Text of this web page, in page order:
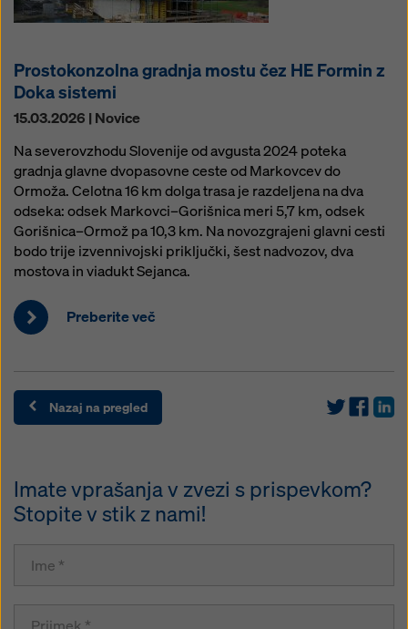
Prostokonzolna gradnja mostu čez HE Formin z
Doka sistemi
15.03.2026 | Novice
Na severovzhodu Slovenije od avgusta 2024 poteka
gradnja glavne dvopasovne ceste od Markovcev do
Ormoža. Celotna 16 km dolga trasa je razdeljena na dva
odseka: odsek Markovci–Gorišnica meri 5,7 km, odsek
Gorišnica–Ormož pa 10,3 km. Na novozgrajeni glavni cesti
bodo trije izvennivojski priključki, šest nadvozov, dva
mostova in viadukt Sejanca.
Preberite več
Nazaj na pregled
Imate vprašanja v zvezi s prispevkom?
Stopite v stik z nami!